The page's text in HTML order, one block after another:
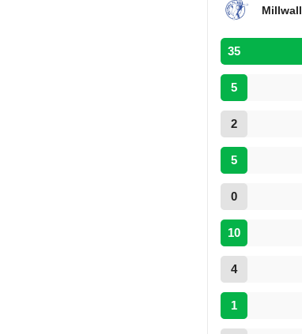
Millwall
35
5
2
5
0
10
4
1